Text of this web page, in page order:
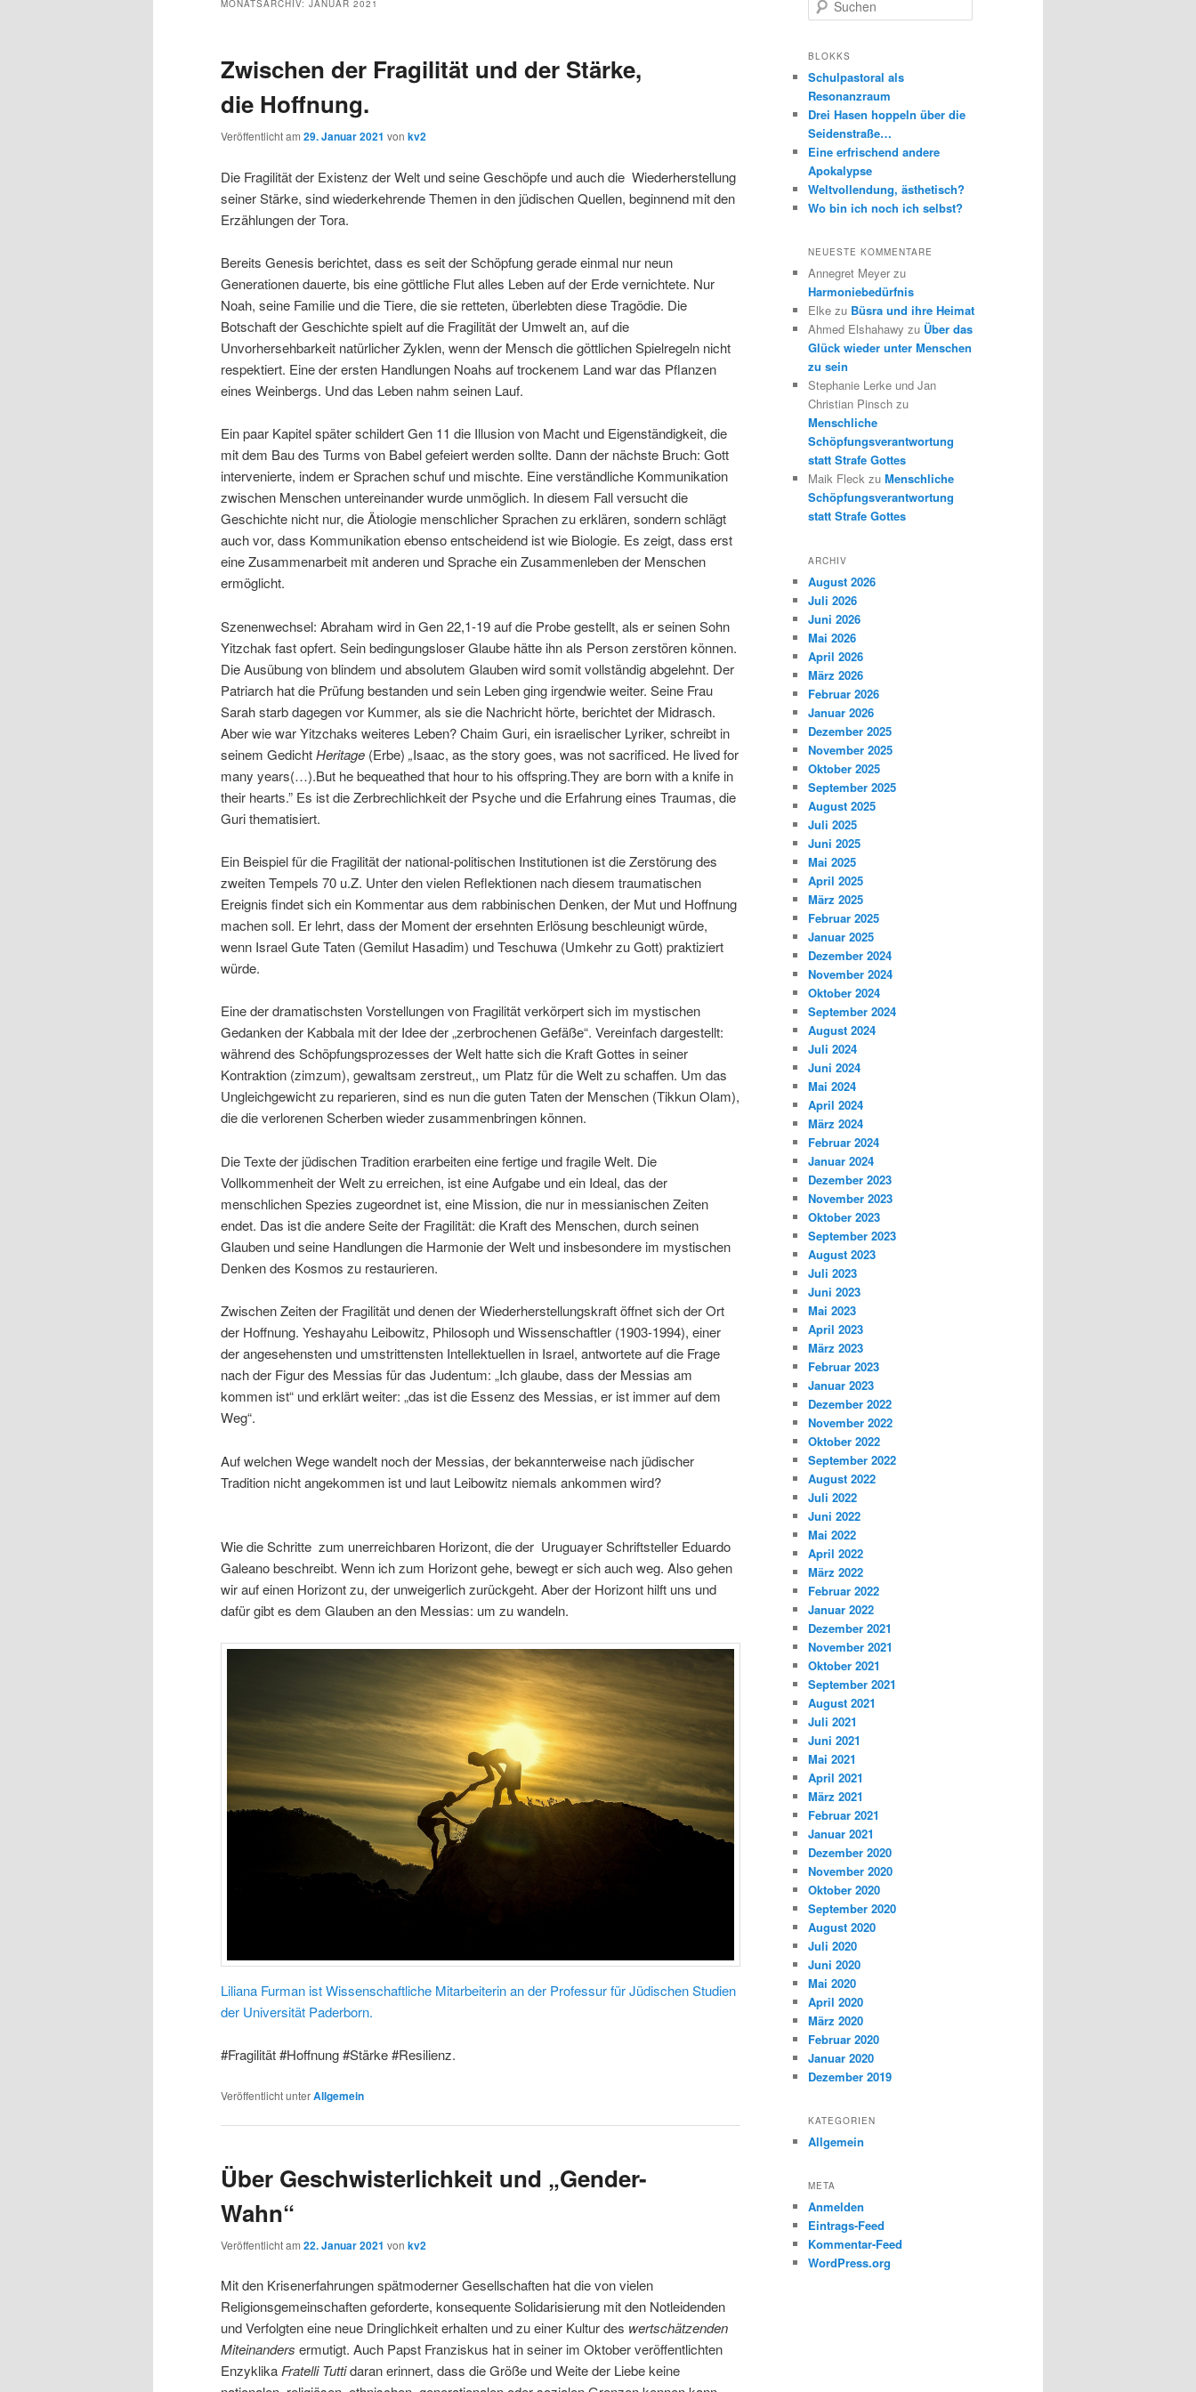
MONATSARCHIV: JANUAR 2021
Zwischen der Fragilität und der Stärke,
die Hoffnung.
Veröffentlicht am 29. Januar 2021 von kv2
Die Fragilität der Existenz der Welt und seine Geschöpfe und auch die Wiederherstellung
seiner Stärke, sind wiederkehrende Themen in den jüdischen Quellen, beginnend mit den
Erzählungen der Tora.
Bereits Genesis berichtet, dass es seit der Schöpfung gerade einmal nur neun
Generationen dauerte, bis eine göttliche Flut alles Leben auf der Erde vernichtete. Nur
Noah, seine Familie und die Tiere, die sie retteten, überlebten diese Tragödie. Die
Botschaft der Geschichte spielt auf die Fragilität der Umwelt an, auf die
Unvorhersehbarkeit natürlicher Zyklen, wenn der Mensch die göttlichen Spielregeln nicht
respektiert. Eine der ersten Handlungen Noahs auf trockenem Land war das Pflanzen
eines Weinbergs. Und das Leben nahm seinen Lauf.
Ein paar Kapitel später schildert Gen 11 die Illusion von Macht und Eigenständigkeit, die
mit dem Bau des Turms von Babel gefeiert werden sollte. Dann der nächste Bruch: Gott
intervenierte, indem er Sprachen schuf und mischte. Eine verständliche Kommunikation
zwischen Menschen untereinander wurde unmöglich. In diesem Fall versucht die
Geschichte nicht nur, die Ätiologie menschlicher Sprachen zu erklären, sondern schlägt
auch vor, dass Kommunikation ebenso entscheidend ist wie Biologie. Es zeigt, dass erst
eine Zusammenarbeit mit anderen und Sprache ein Zusammenleben der Menschen
ermöglicht.
Szenenwechsel: Abraham wird in Gen 22,1-19 auf die Probe gestellt, als er seinen Sohn
Yitzchak fast opfert. Sein bedingungsloser Glaube hätte ihn als Person zerstören können.
Die Ausübung von blindem und absolutem Glauben wird somit vollständig abgelehnt. Der
Patriarch hat die Prüfung bestanden und sein Leben ging irgendwie weiter. Seine Frau
Sarah starb dagegen vor Kummer, als sie die Nachricht hörte, berichtet der Midrasch.
Aber wie war Yitzchaks weiteres Leben? Chaim Guri, ein israelischer Lyriker, schreibt in
seinem GedichtHeritage (Erbe) „Isaac, as the story goes, was not sacrificed. He lived for
many years(…).But he bequeathed that hour to his offspring.They are born with a knife in
their hearts.” Es ist die Zerbrechlichkeit der Psyche und die Erfahrung eines Traumas, die
Guri thematisiert.
Ein Beispiel für die Fragilität der national-politischen Institutionen ist die Zerstörung des
zweiten Tempels 70 u.Z. Unter den vielen Reflektionen nach diesem traumatischen
Ereignis findet sich ein Kommentar aus dem rabbinischen Denken, der Mut und Hoffnung
machen soll. Er lehrt, dass der Moment der ersehnten Erlösung beschleunigt würde,
wenn Israel Gute Taten (Gemilut Hasadim) und Teschuwa (Umkehr zu Gott) praktiziert
würde.
Eine der dramatischsten Vorstellungen von Fragilität verkörpert sich im mystischen
Gedanken der Kabbala mit der Idee der „zerbrochenen Gefäße“. Vereinfach dargestellt:
während des Schöpfungsprozesses der Welt hatte sich die Kraft Gottes in seiner
Kontraktion (zimzum), gewaltsam zerstreut,, um Platz für die Welt zu schaffen. Um das
Ungleichgewicht zu reparieren, sind es nun die guten Taten der Menschen (Tikkun Olam),
die die verlorenen Scherben wieder zusammenbringen können.
Die Texte der jüdischen Tradition erarbeiten eine fertige und fragile Welt. Die
Vollkommenheit der Welt zu erreichen, ist eine Aufgabe und ein Ideal, das der
menschlichen Spezies zugeordnet ist, eine Mission, die nur in messianischen Zeiten
endet. Das ist die andere Seite der Fragilität: die Kraft des Menschen, durch seinen
Glauben und seine Handlungen die Harmonie der Welt und insbesondere im mystischen
Denken des Kosmos zu restaurieren.
Zwischen Zeiten der Fragilität und denen der Wiederherstellungskraft öffnet sich der Ort
der Hoffnung. Yeshayahu Leibowitz, Philosoph und Wissenschaftler (1903-1994), einer
der angesehensten und umstrittensten Intellektuellen in Israel, antwortete auf die Frage
nach der Figur des Messias für das Judentum: „Ich glaube, dass der Messias am
kommen ist“ und erklärt weiter: „das ist die Essenz des Messias, er ist immer auf dem
Weg“.
Auf welchen Wege wandelt noch der Messias, der bekannterweise nach jüdischer
Tradition nicht angekommen ist und laut Leibowitz niemals ankommen wird?
Wie die Schritte zum unerreichbaren Horizont, die der Uruguayer Schriftsteller Eduardo
Galeano beschreibt. Wenn ich zum Horizont gehe, bewegt er sich auch weg. Also gehen
wir auf einen Horizont zu, der unweigerlich zurückgeht. Aber der Horizont hilft uns und
dafür gibt es dem Glauben an den Messias: um zu wandeln.
Liliana Furman ist Wissenschaftliche Mitarbeiterin an der Professur für Jüdischen Studien
der Universität Paderborn.
#Fragilität #Hoffnung #Stärke #Resilienz.
Veröffentlicht unterAllgemein
Über Geschwisterlichkeit und „Gender-
Wahn“
Veröffentlicht am 22. Januar 2021 von kv2
Mit den Krisenerfahrungen spätmoderner Gesellschaften hat die von vielen
Religionsgemeinschaften geforderte, konsequente Solidarisierung mit den Notleidenden
und Verfolgten eine neue Dringlichkeit erhalten und zu einer Kultur des wertschätzenden
Miteinanders ermutigt. Auch Papst Franziskus hat in seiner im Oktober veröffentlichten
EnzyklikaFratelli Tuttidaran erinnert, dass die Größe und Weite der Liebe keine
u
h
n
BLOKKS
Schulpastoral als
Resonanzraum
Drei Hasen hoppeln über die
Seidenstraße…
Eine erfrischend andere
Apokalypse
Weltvollendung, ästhetisch?
Wo bin ich noch ich selbst?
NEUESTE KOMMENTARE
Annegret Meyer zu
Harmoniebedürfnis
Elke zu Büsra und ihre Heimat
Ahmed Elshahawy zu Über das
Glück wieder unter Menschen
zu sein
Stephanie Lerke und Jan
Christian Pinsch zu
Menschliche
Schöpfungsverantwortung
statt Strafe Gottes
Maik Fleck zu Menschliche
Schöpfungsverantwortung
statt Strafe Gottes
ARCHIV
August 2026
Juli 2026
Juni 2026
Mai 2026
April 2026
März 2026
Februar 2026
Januar 2026
Dezember 2025
November 2025
Oktober 2025
September 2025
August 2025
Juli 2025
Juni 2025
Mai 2025
April 2025
März 2025
Februar 2025
Januar 2025
Dezember 2024
November 2024
Oktober 2024
September 2024
August 2024
Juli 2024
Juni 2024
Mai 2024
April 2024
März 2024
Februar 2024
Januar 2024
Dezember 2023
November 2023
Oktober 2023
September 2023
August 2023
Juli 2023
Juni 2023
Mai 2023
April 2023
März 2023
Februar 2023
Januar 2023
Dezember 2022
November 2022
Oktober 2022
September 2022
August 2022
Juli 2022
Juni 2022
Mai 2022
April 2022
März 2022
Februar 2022
Januar 2022
Dezember 2021
November 2021
Oktober 2021
September 2021
August 2021
Juli 2021
Juni 2021
Mai 2021
April 2021
März 2021
Februar 2021
Januar 2021
Dezember 2020
November 2020
Oktober 2020
September 2020
August 2020
Juli 2020
Juni 2020
Mai 2020
April 2020
März 2020
Februar 2020
Januar 2020
Dezember 2019
KATEGORIEN
Allgemein
META
Anmelden
Eintrags-Feed
Kommentar-Feed
WordPress.org